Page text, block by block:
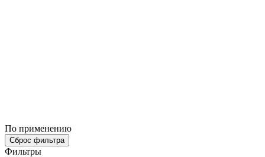
По применению
Сброс фильтра
Фильтры